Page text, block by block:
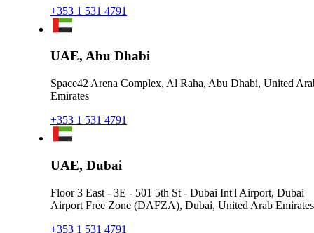
+353 1 531 4791
UAE, Abu Dhabi
Space42 Arena Complex, Al Raha, Abu Dhabi, United
Emirates
+353 1 531 4791
UAE, Dubai
Floor 3 East - 3E - 501 5th St - Dubai Int'l Airport, Dubai
Airport Free Zone (DAFZA), Dubai, United Arab Emirates
+353 1 531 4791